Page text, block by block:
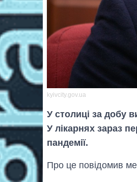
kyivcity.gov.ua
У столиці за добу
У лікарнях зараз
пандемії.
Про це повідомив